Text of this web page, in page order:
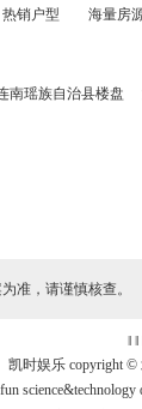
热销户型 海量房
南瑶族自治县楼盘
准，请谨慎核查。
‖ ‖
凯时娱乐 copyright